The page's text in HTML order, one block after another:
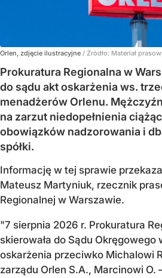
Orlen, zdjęcie ilustracyjne / Źródło: Materiał
Prokuratura Regionalna w
do sądu akt oskarżenia ws.
menadżerów Orlenu.
na zarzut niedopełnienia
obowiązków nadzorowania i
spółki.
Informację w tej sprawie
Mateusz Martyniuk, rzecznik
Regionalnej w Warszawie.
"7 sierpnia 2026 r. Prokuratura
skierowała do Sądu Okręgowego
oskarżenia przeciwko Michalowi
zarządu Orlen S.A., Marcinowi O.